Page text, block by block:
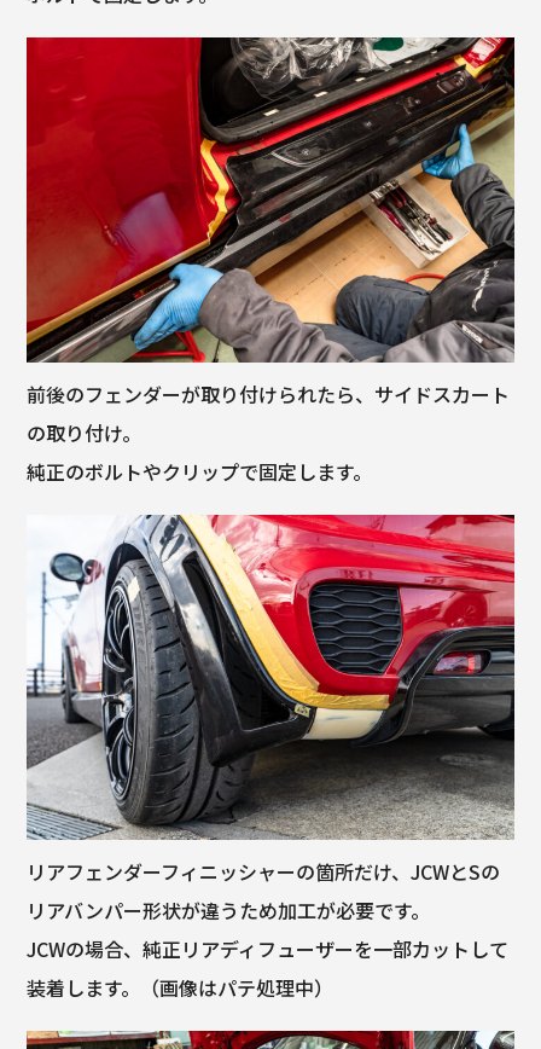
前後のフェンダーが取り付けられたら、サイドスカート
の取り付け。
純正のボルトやクリップで固定します。
リアフェンダーフィニッシャーの箇所だけ、JCWとSの
リアバンパー形状が違うため加工が必要です。
JCWの場合、純正リアディフューザーを一部カットして
装着します。（画像はパテ処理中）